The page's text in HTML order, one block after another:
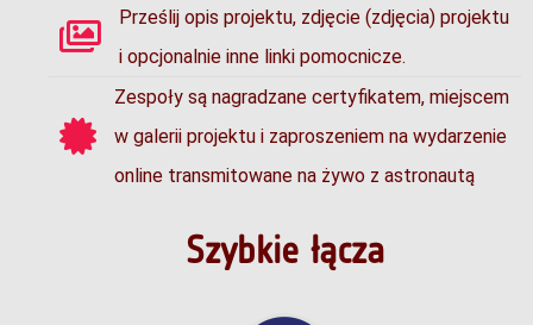
Prześlij opis projektu, zdjęcie (zdjęcia) projektu
i opcjonalnie inne linki pomocnicze.
Zespoły są nagradzane certyfikatem, miejscem
w galerii projektu i zaproszeniem na wydarzenie
online transmitowane na żywo z astronautą
Szybkie łącza